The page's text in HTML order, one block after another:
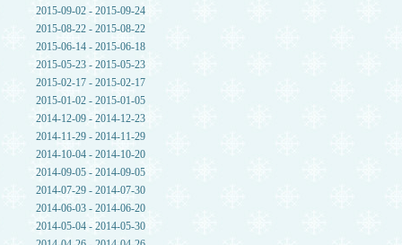
2015-09-02 - 2015-09-24
2015-08-22 - 2015-08-22
2015-06-14 - 2015-06-18
2015-05-23 - 2015-05-23
2015-02-17 - 2015-02-17
2015-01-02 - 2015-01-05
2014-12-09 - 2014-12-23
2014-11-29 - 2014-11-29
2014-10-04 - 2014-10-20
2014-09-05 - 2014-09-05
2014-07-29 - 2014-07-30
2014-06-03 - 2014-06-20
2014-05-04 - 2014-05-30